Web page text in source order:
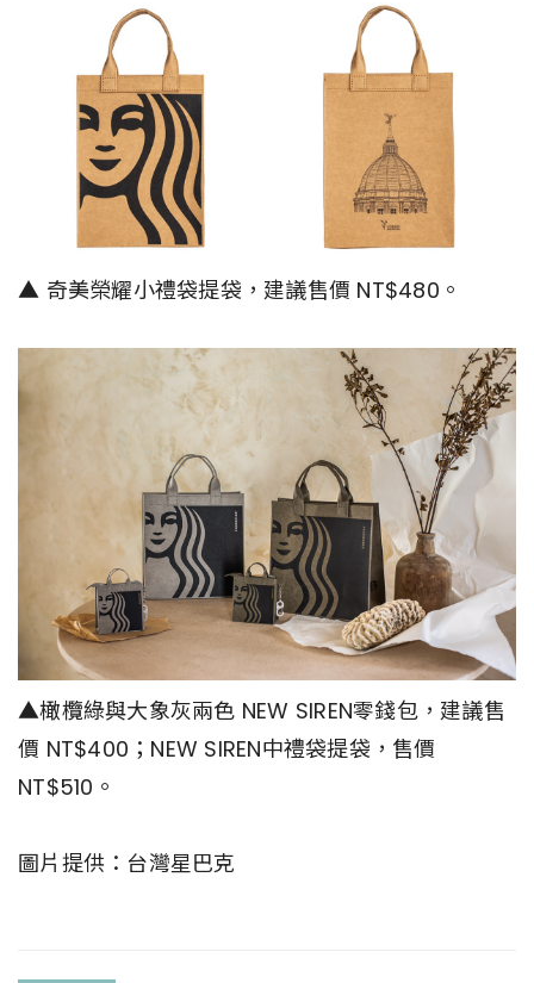
▲ 奇美榮耀小禮袋提袋，建議售價 NT$480。
▲橄欖綠與大象灰兩色 NEW SIREN零錢包，建議售
價 NT$400；NEW SIREN中禮袋提袋，售價
NT$510。
圖片提供：台灣星巴克